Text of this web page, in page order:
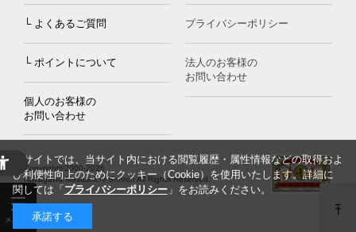
└ よくあるご質問
└ ポイントについて
個人のお客様の
お問い合わせ
プライバシーポリシー
法人のお客様の
お問い合わせ
Copyright©2000-2026
Nakagawa Masashichi Shoten All Rights Reserved.
当サイトでは、当サイト内における閲覧履歴・属性情報などの取得およ
び利便性向上のためにクッキー（Cookie）を使用いたします。詳細に
関しては「 プライバシーポリシー」をお読みください。
承諾する